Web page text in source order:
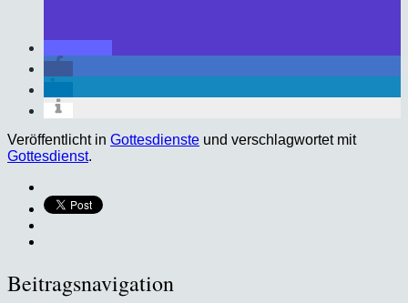
Veröffentlicht in Gottesdienste und verschlagwortet mit
Gottesdienst.
Beitragsnavigation